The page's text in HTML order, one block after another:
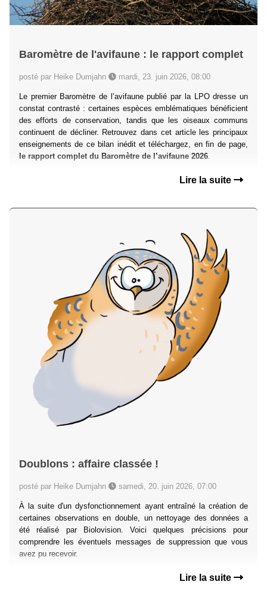
Baromètre de l'avifaune : le rapport complet
posté par Heike Dumjahn mardi, 23. juin 2026, 08:00
Le premier Baromètre de l’avifaune publié par la LPO dresse un
constat contrasté : certaines espèces emblématiques bénéficient
des efforts de conservation, tandis que les oiseaux communs
continuent de décliner. Retrouvez dans cet article les principaux
enseignements de ce bilan inédit et téléchargez, en fin de page,
le rapport complet du Baromètre de l’avifaune 2026
Lire la suite
Doublons : affaire classée !
posté par Heike Dumjahn samedi, 20. juin 2026, 07:00
À la suite d'un dysfonctionnement ayant entraîné la création de
certaines observations en double, un nettoyage des données a
été réalisé par Biolovision. Voici quelques précisions pour
comprendre les éventuels messages de suppression que vous
avez pu recevoir.
Lire la suite